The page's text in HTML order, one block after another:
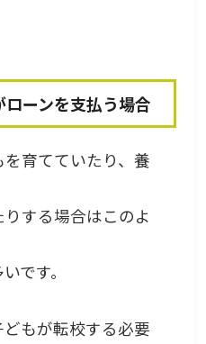
ーンを支払う場合
育てていたり、養
する場合はこのよ
です。
もが転校する必要